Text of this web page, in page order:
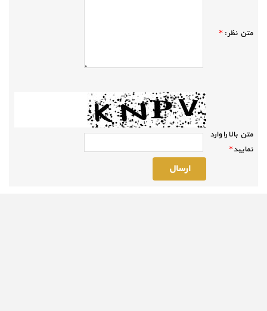
متن نظر :*
متن بالا را وارد
نماييد*